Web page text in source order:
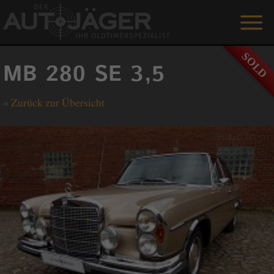
ANGEBOTE
LEISTUNGEN
DER AUTOJÄGER
GÄSTEBUCH
KONTAKT
ENGLISH
0 1515 / 466 66 80
MB 280 SE 3,5
« Zurück zur Übersicht